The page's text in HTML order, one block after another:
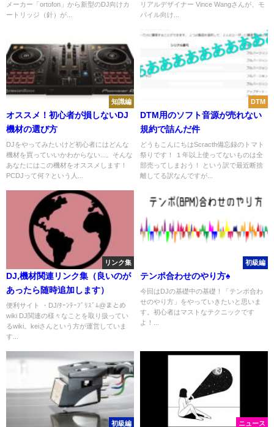
メーカー「ortofon」から新型のDJ向けカ
ートリッジ（針）が...
リアルデザイナー Vince Wangさんが、モ
バイル向け...
知識編
オススメ！初心者が損しないDJ
機材の選び方
DJをやってみたいけど初心者にはどんな
機材を買っていいかわからない...。そんな
あなたにはこの機材をオススメします！
PCDJって何？という人...
DTM
DTM用のソフト音源が売れない
規約で詰んだ件
どうもこんにちはScracth備忘録のトマト
祭りです！ １年以上使ってないものは全
部売ってしまおう！ という訳で最近断捨
離してる訳なんですが...
リンク集
DJ,機材関連リンク集（良いのが
あったら随時追加します）
便利サイト ・DJ/ﾀｰﾝﾃｰﾌﾞﾘｽﾞﾑ@まとめ
wiki DJ関連の様々なことを取り扱ってい
るwiki。keiさんという方が運営していま
す...
初級編
テンポ合わせのやり方♠
今回はDJの基礎中の基礎！「テンポ合わ
せのやり方」をやっていきたいと思いま
す。初心者はマストなテクニックです
よ！...
初級編 ニュース